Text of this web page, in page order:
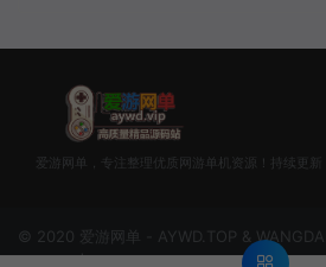
爱游网单，专注整理优质网游单机资源！持续更新
© 2020 爱游网单 - AYWD.TOP &
reserved